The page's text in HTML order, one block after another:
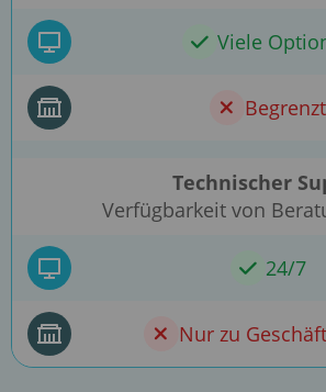
Viele
Begrenzt
Technischer
Verfügbarkeit von
24/7
Nur zu